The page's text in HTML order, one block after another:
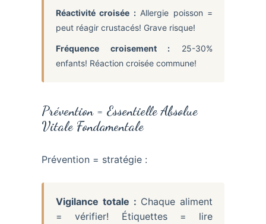
Réactivité croisée :Allergie poisson =
peut réagir crustacés! Grave risque!
Fréquence croisement : 25-30%
enfants! Réaction croisée commune!
Prévention = Essentielle Absolue
Vitale Fondamentale
Prévention = stratégie :
Vigilance totale : Chaque aliment
= vérifier! Étiquettes = lire